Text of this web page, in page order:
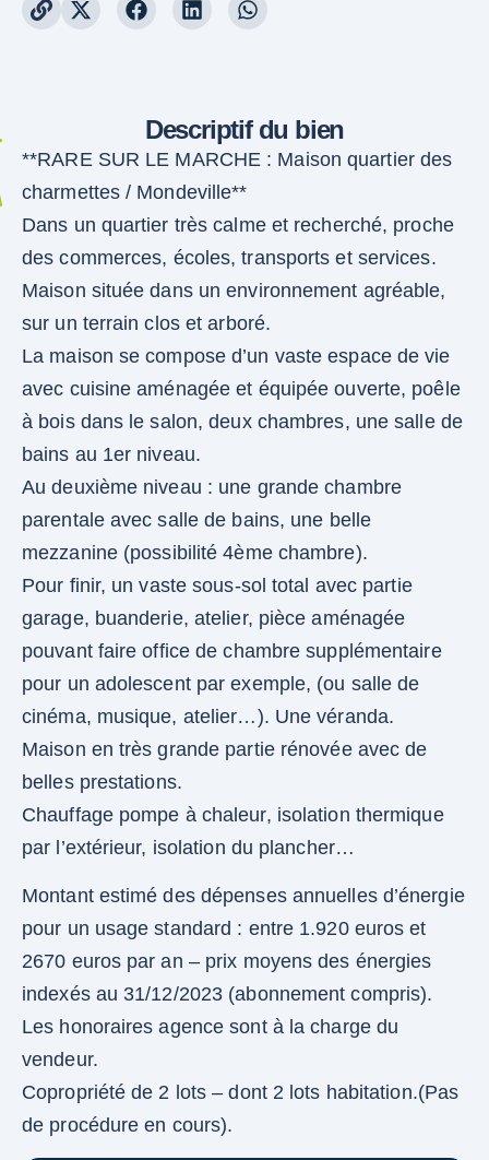
Descriptif du bien
**RARE SUR LE MARCHE : Maison quartier des
charmettes / Mondeville**
Dans un quartier très calme et recherché, proche
des commerces, écoles, transports et services.
Maison située dans un environnement agréable,
sur un terrain clos et arboré.
La maison se compose d’un vaste espace de vie
avec cuisine aménagée et équipée ouverte, poêle
à bois dans le salon, deux chambres, une salle de
bains au 1er niveau.
Au deuxième niveau : une grande chambre
parentale avec salle de bains, une belle
mezzanine (possibilité 4ème chambre).
Pour finir, un vaste sous-sol total avec partie
garage, buanderie, atelier, pièce aménagée
pouvant faire office de chambre supplémentaire
pour un adolescent par exemple, (ou salle de
cinéma, musique, atelier…). Une véranda.
Maison en très grande partie rénovée avec de
belles prestations.
Chauffage pompe à chaleur, isolation thermique
par l’extérieur, isolation du plancher…
Montant estimé des dépenses annuelles d’énergie
pour un usage standard : entre 1.920 euros et
2670 euros par an – prix moyens des énergies
indexés au 31/12/2023 (abonnement compris).
Les honoraires agence sont à la charge du
vendeur.
Copropriété de 2 lots – dont 2 lots habitation.(Pas
de procédure en cours).